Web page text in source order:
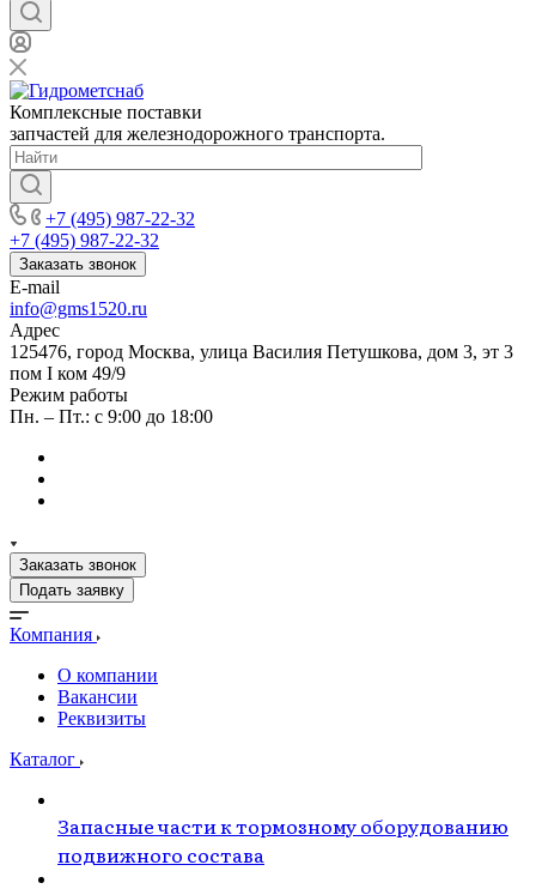
Комплексные поставки
запчастей для железнодорожного транспорта.
+7 (495) 987-22-32
+7 (495) 987-22-32
Заказать звонок
E-mail
info@gms1520.ru
Адрес
125476, город Москва, улица Василия Петушкова, дом 3, эт 3
пом I ком 49/9
Режим работы
Пн. – Пт.: с 9:00 до 18:00
Заказать звонок
Подать заявку
Компания
О компании
Вакансии
Реквизиты
Каталог
Запасные части к тормозному оборудованию
подвижного состава